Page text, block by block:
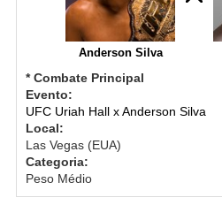
Anderson Silva
* Combate Principal
Evento:
UFC Uriah Hall x Anderson Silva
Local:
Las Vegas (EUA)
Categoria:
Peso Médio